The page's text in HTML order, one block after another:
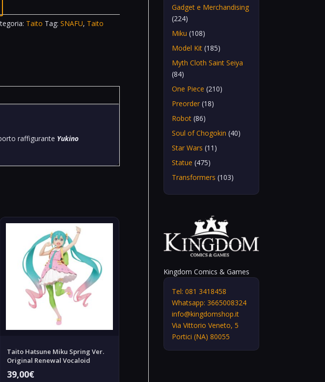
Taito Tag:SNAFU, Taito
raffigurante Yukino
Taito Hatsune Miku Spring Ver.
Original Renewal Vocaloid
39,00€
Gadget e Merchandising
(224)
Miku (108)
Model Kit (185)
Myth Cloth Saint Seiya
(84)
One Piece (210)
Preorder (18)
Robot (86)
Soul of Chogokin (40)
Star Wars (11)
Statue (475)
Transformers (103)
Kingdom Comics & Games
Tel: 081 3418458
Whatsapp: 3665008324
info@kingdomshop.it
Via Vittorio Veneto, 5
Portici (NA) 80055